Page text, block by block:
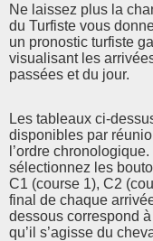
Ne laissez plus la
du Turfiste vous
un pronostic turfiste
visualisant les
passées et du jour.
Les tableaux ci-
disponibles par
l’ordre
sélectionnez les
C1 (course 1), C2
final de chaque
dessous correspond
qu’il s’agisse du